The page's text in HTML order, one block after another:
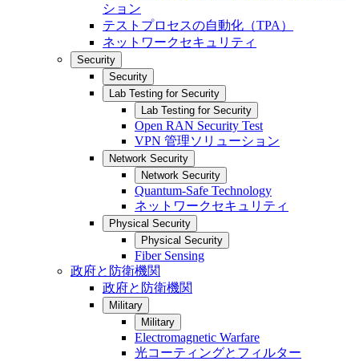
ション
テストプロセスの自動化（TPA）
ネットワークセキュリティ
Security
Security
Lab Testing for Security
Lab Testing for Security
Open RAN Security Test
VPN 管理ソリューション
Network Security
Network Security
Quantum-Safe Technology
ネットワークセキュリティ
Physical Security
Physical Security
Fiber Sensing
政府と防衛機関
政府と防衛機関
Military
Military
Electromagnetic Warfare
光コーティングとフィルター